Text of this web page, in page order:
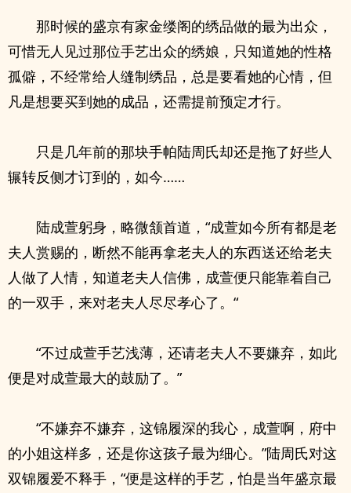
那时候的盛京有家金缕阁的绣品做的最为出众，
可惜无人见过那位手艺出众的绣娘，只知道她的性格
孤僻，不经常给人缝制绣品，总是要看她的心情，但
凡是想要买到她的成品，还需提前预定才行。
只是几年前的那块手帕陆周氏却还是拖了好些人
辗转反侧才订到的，如今……
陆成萱躬身，略微颔首道，“成萱如今所有都是老
夫人赏赐的，断然不能再拿老夫人的东西送还给老夫
人做了人情，知道老夫人信佛，成萱便只能靠着自己
的一双手，来对老夫人尽尽孝心了。“
“不过成萱手艺浅薄，还请老夫人不要嫌弃，如此
便是对成萱最大的鼓励了。”
“不嫌弃不嫌弃，这锦履深的我心，成萱啊，府中
的小姐这样多，还是你这孩子最为细心。”陆周氏对这
双锦履爱不释手，“便是这样的手艺，怕是当年盛京最